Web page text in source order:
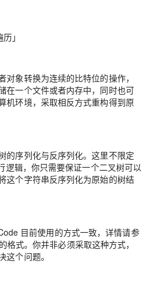
」
对象转换为连续的比特位的操作，
在一个文件或者内存中，同时也可
机环境，采取相反方式重构得到原
的序列化与反序列化。这里不限定
逻辑，你只需要保证一个二叉树可以
这个字符串反序列化为原始的树结
目前使用的方式一致，详情请参
式。你并非必须采取这种方式，
这个问题。